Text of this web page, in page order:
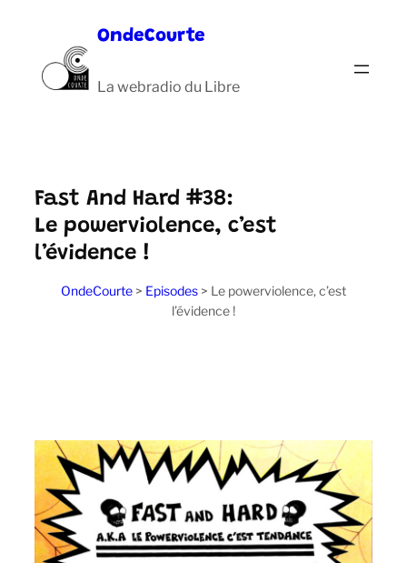
contenu
OndeCourte
La webradio du Libre
Fast And Hard #38:
Le powerviolence, c’est
l’évidence !
OndeCourte > Episodes > Le powerviolence, c’est
l’évidence !